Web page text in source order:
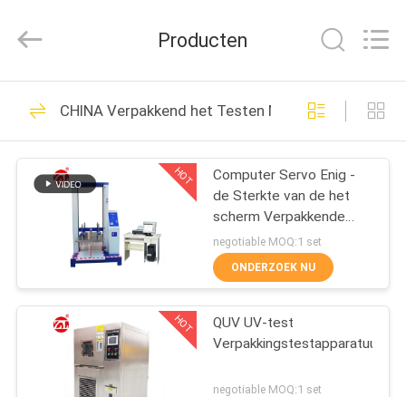
HUIS
PRODUCTEN
VIDEOS
ONGEVEER
ONS
FABRIEKSREIS
Technology
Rights
Rubber het Testen
Machine
268
Vulcaniserende
Persmachine
43
Producten
CHINA Verpakkend het Testen Materiaal
HOT
Computer Servo Enig -
de Sterkte van de het
scherm Verpakkende
Compressie het Testen
Machine
negotiable MOQ:1 set
ONDERZOEK NU
HOT
QUV UV-test
Verpakkingstestapparatuur
negotiable MOQ:1 set